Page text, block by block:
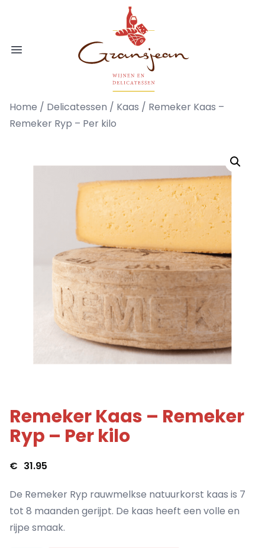
Open menu
Gransjean - Wijn - Broodjes -
Home / Delicatessen / Kaas / Remeker Kaas –
Remeker Ryp – Per kilo
Remeker Kaas – Remeker
Ryp – Per kilo
€ 31.95
De Remeker Ryp rauwmelkse natuurkorst kaas is 7
tot 8 maanden gerijpt. De kaas heeft een volle en
rijpe smaak.